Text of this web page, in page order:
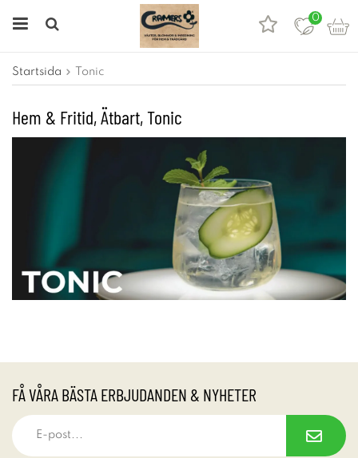
0
Startsida Tonic
Hem & Fritid, Ätbart, Tonic
FÅ VÅRA BÄSTA ERBJUDANDEN & NYHETER